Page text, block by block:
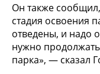
Он также
стадия освоения
отведены, и надо
нужно
парка», — сказал